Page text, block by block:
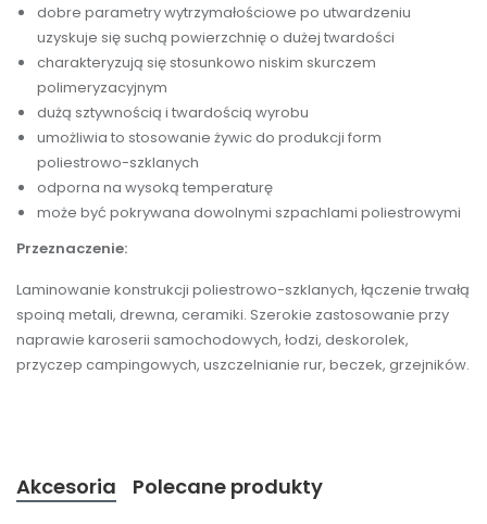
dobre parametry wytrzymałościowe po utwardzeniu
uzyskuje się suchą powierzchnię o dużej twardości
charakteryzują się stosunkowo niskim skurczem
polimeryzacyjnym
dużą sztywnością i twardością wyrobu
umożliwia to stosowanie żywic do produkcji form
poliestrowo-szklanych
odporna na wysoką temperaturę
może być pokrywana dowolnymi szpachlami poliestrowymi
Przeznaczenie:
Laminowanie konstrukcji poliestrowo-szklanych, łączenie trwałą
spoiną metali, drewna, ceramiki. Szerokie zastosowanie przy
naprawie karoserii samochodowych, łodzi, deskorolek,
przyczep campingowych, uszczelnianie rur, beczek, grzejników.
Akcesoria Polecane produkty